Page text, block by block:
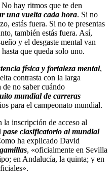
hay ritmos que te den
una vuelta cada hora. Si no
estás fuera. Si no te presentas
también estás fuera. Así,
y el desgaste mental van
que queda solo uno.
física y fortaleza mental,
contrasta con la larga
no saber cuándo
mundial de carreras
para el campeonato mundial.
la inscripción de acceso al
pase clasificatorio al mundial
ha explicado David
, «oficialmente en Sevilla
en Andalucía, la quinta; y en